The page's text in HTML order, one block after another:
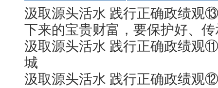
汲取源头活水 践行正确政绩观
下来的宝贵财富，要保护好、传
汲取源头活水 践行正确政绩观
城
汲取源头活水 践行正确政绩观